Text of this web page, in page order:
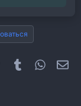
PinterestTumblr